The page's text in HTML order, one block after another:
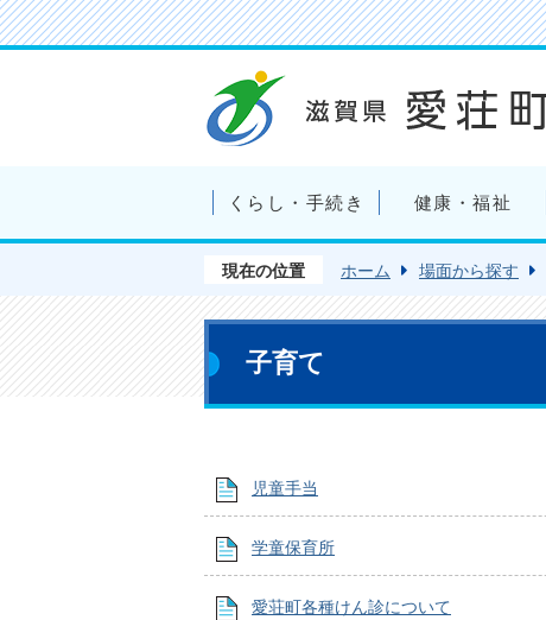
くらし・手続き 健康・福祉
現在の位置 ホーム 場面から探す
子育て
児童手当
学童保育所
愛荘町各種けん診について